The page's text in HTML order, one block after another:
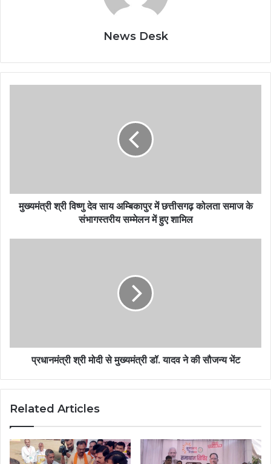
News Desk
मुख्यमंत्री श्री विष्णु देव साय अम्बिकापुर में छत्तीसगढ़ कोलता समाज के
संभागस्तरीय सम्मेलन में हुए शामिल
प्रधानमंत्री श्री मोदी से मुख्यमंत्री डॉ. यादव ने की सौजन्य भेंट
Related Articles